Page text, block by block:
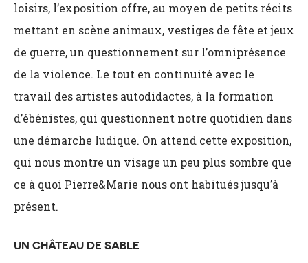
loisirs, l’exposition offre, au moyen de petits récits
mettant en scène animaux, vestiges de fête et jeux
de guerre, un questionnement sur l’omniprésence
de la violence. Le tout en continuité avec le
travail des artistes autodidactes, à la formation
d’ébénistes, qui questionnent notre quotidien dans
une démarche ludique. On attend cette exposition,
qui nous montre un visage un peu plus sombre que
ce à quoi Pierre&Marie nous ont habitués jusqu’à
présent.
UN CHÂTEAU DE SABLE